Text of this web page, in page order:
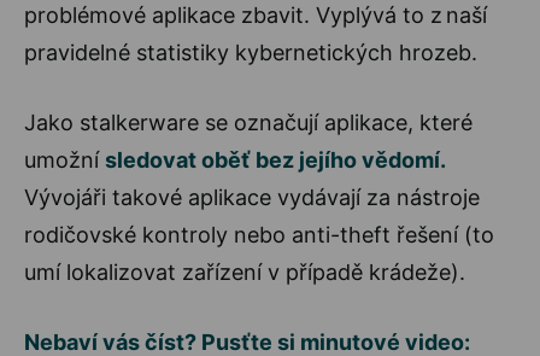
problémové aplikace zbavit. Vyplývá to z naší
pravidelné statistiky kybernetických hrozeb.
Jako stalkerware se označují aplikace, které
umožnísledovat oběť bez jejího vědomí.
Vývojáři takové aplikace vydávají za nástroje
rodičovské kontroly nebo anti-theft řešení (to
umí lokalizovat zařízení v případě krádeže).
Nebaví vás číst? Pusťte si minutové video: